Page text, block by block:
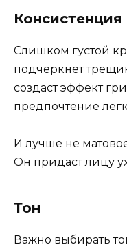
Консистенция
Слишком густой
подчеркнет
создаст эффект
предпочтение
И лучше не
Он придаст лицу
Тон
Важно выбирать